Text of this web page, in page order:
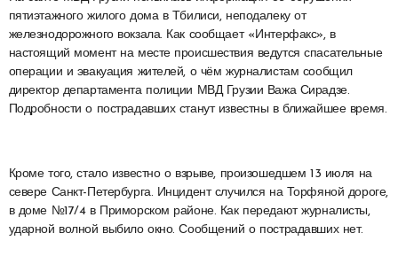
пятиэтажного жилого дома в Тбилиси, неподалеку от
железнодорожного вокзала. Как сообщает «Интерфакс», в
настоящий момент на месте происшествия ведутся спасательные
операции и эвакуация жителей, о чём журналистам сообщил
директор департамента полиции МВД Грузии Важа Сирадзе.
Подробности о пострадавших станут известны в ближайшее время.
Кроме того, стало известно о взрыве, произошедшем 13 июля на
севере Санкт-Петербурга. Инцидент случился на Торфяной дороге,
в доме №17/4 в Приморском районе. Как передают журналисты,
ударной волной выбило окно. Сообщений о пострадавших нет.